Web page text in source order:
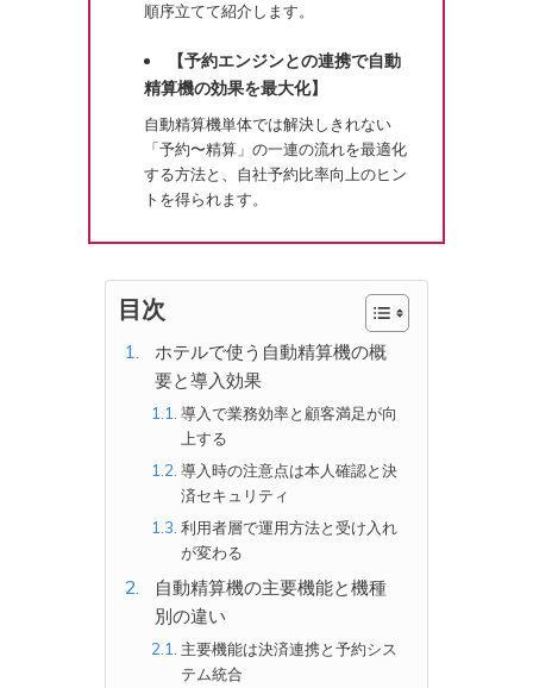
順序立てて紹介します。
【予約エンジンとの連携で自動
精算機の効果を最大化】
自動精算機単体では解決しきれない
「予約〜精算」の一連の流れを最適化
する方法と、自社予約比率向上のヒン
トを得られます。
目次
ホテルで使う自動精算機の概
要と導入効果
導入で業務効率と顧客満足が向
上する
導入時の注意点は本人確認と決
済セキュリティ
利用者層で運用方法と受け入れ
が変わる
自動精算機の主要機能と機種
別の違い
主要機能は決済連携と予約シス
テム統合